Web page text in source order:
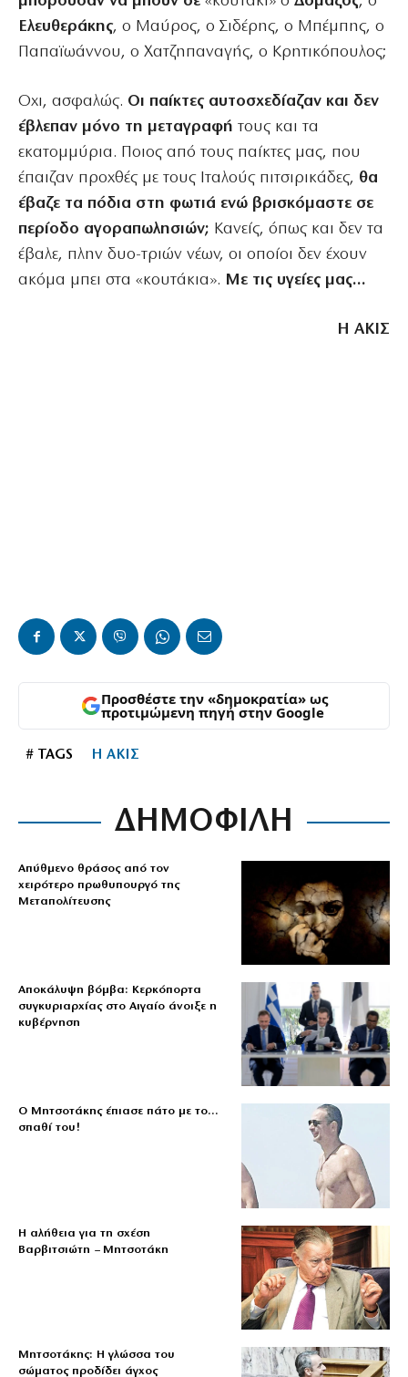
Ελευθεράκης, ο Μαύρος, ο Σιδέρης, ο Μπέμπης, ο
Παπαϊωάννου, ο Χατζηπαναγής, ο Κρητικόπουλος;
Οχι, ασφαλώς. Οι παίκτες αυτοσχεδίαζαν και δεν
έβλεπαν μόνο τη μεταγραφή τους και τα
εκατομμύρια. Ποιος από τους παίκτες μας, που
έπαιζαν προχθές με τους Ιταλούς πιτσιρικάδες, θα
έβαζε τα πόδια στη φωτιά ενώ βρισκόμαστε σε
περίοδο αγοραπωλησιών; Κανείς, όπως και δεν τα
έβαλε, πλην δυο-τριών νέων, οι οποίοι δεν έχουν
ακόμα μπει στα «κουτάκια». Με τις υγείες μας…
Η ΑΚΙΣ
Προσθέστε την «δημοκρατία» ως
προτιμώμενη πηγή στην Google
# TAGS Η ΑΚΙΣ
ΔΗΜΟΦΙΛΗ
Απύθμενο θράσος από τον
χειρότερο πρωθυπουργό της
Μεταπολίτευσης
Αποκάλυψη βόμβα: Κερκόπορτα
συγκυριαρχίας στο Αιγαίο άνοιξε η
κυβέρνηση
Ο Μητσοτάκης έπιασε πάτο με το…
σπαθί του!
Η αλήθεια για τη σχέση
Βαρβιτσιώτη – Μητσοτάκη
Μητσοτάκης: Η γλώσσα του
σώματος προδίδει άγχος